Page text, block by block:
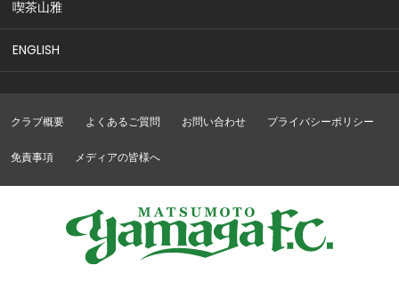
喫茶山雅
ENGLISH
クラブ概要 よくあるご質問 お問い合わせ プライバシーポリシー
免責事項 メディアの皆様へ